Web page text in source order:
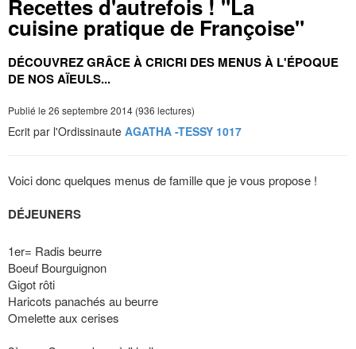
Recettes d'autrefois ! "La
cuisine pratique de Françoise"
DÉCOUVREZ GRÂCE À CRICRI DES MENUS À L'ÉPOQUE
DE NOS AÏEULS...
Publié le 26 septembre 2014 (936 lectures)
Ecrit par l'Ordissinaute AGATHA -TESSY 1017
Voici donc quelques menus de famille que je vous propose !
DÉJEUNERS
1er= Radis beurre
Boeuf Bourguignon
Gigot rôti
Haricots panachés au beurre
Omelette aux cerises